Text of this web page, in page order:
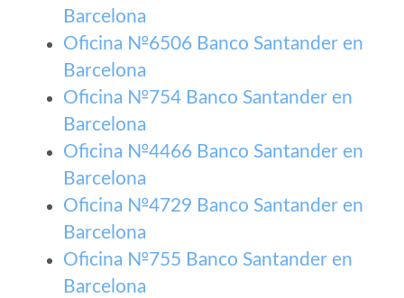
Barcelona
Oficina №6506 Banco Santander en
Barcelona
Oficina №754 Banco Santander en
Barcelona
Oficina №4466 Banco Santander en
Barcelona
Oficina №4729 Banco Santander en
Barcelona
Oficina №755 Banco Santander en
Barcelona